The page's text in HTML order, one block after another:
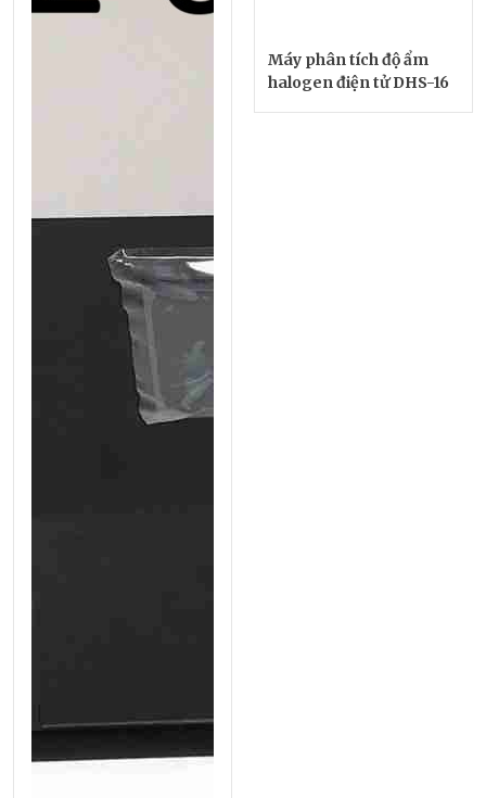
Máy phân tích độ ẩm
halogen điện tử DHS-16